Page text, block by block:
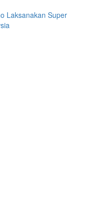
Laksanakan Super